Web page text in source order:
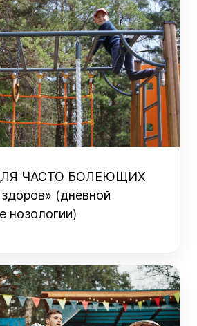
ЧАСТО БОЛЕЮЩИХ
(дневной
нозологии)